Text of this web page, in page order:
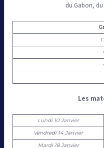
du Gabon,
Les
Lundi 10 Janvier
Vendredi 14 Janvier
Mardi 18 Janvier